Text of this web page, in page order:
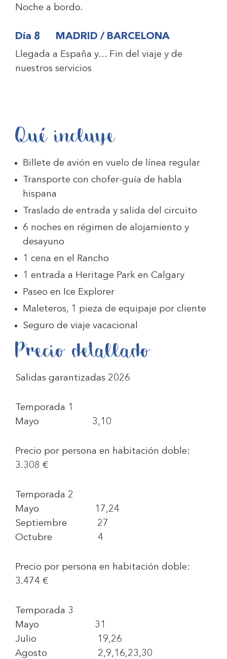
Noche a bordo.
Día 8 MADRID / BARCELONA
Llegada a España y… Fin del viaje y de
nuestros servicios
Qué incluye
Billete de avión en vuelo de línea regular
Transporte con chofer-guía de habla
hispana
Traslado de entrada y salida del circuito
6 noches en régimen de alojamiento y
desayuno
1 cena en el Rancho
1 entrada a Heritage Park en Calgary
Paseo en Ice Explorer
Maleteros, 1 pieza de equipaje por cliente
Seguro de viaje vacacional
Precio detallado
Salidas garantizadas 2026
Temporada 1
Mayo 3,10
Precio por persona en habitación doble:
3.308 €
Temporada 2
Mayo 17,24
Septiembre 27
Octubre 4
Precio por persona en habitación doble:
3.474 €
Temporada 3
Mayo 31
Julio 19,26
Agosto 2,9,16,23,30